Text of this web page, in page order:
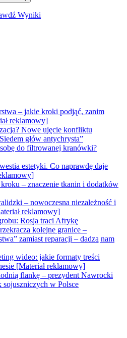
Wyniki
– jakie kroki podjąć, zanim
reklamowy]
Nowe ujęcie konfliktu
głów antychrysta”
do filtrowanej kranówki?
estetyki. Co naprawdę daje
– znaczenie tkanin i dodatków
– nowoczesna niezależność i
reklamowy]
Rosja traci Afrykę
kolejne granice –
zamiast reparacji – dadzą nam
wideo: jakie formaty treści
[Materiał reklamowy]
flankę – prezydent Nawrocki
sojuszniczych w Polsce